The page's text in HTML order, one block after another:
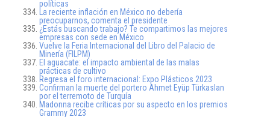
políticas
La reciente inflación en México no debería
preocuparnos, comenta el presidente
¿Estás buscando trabajo? Te compartimos las mejores
empresas con sede en México
Vuelve la Feria Internacional del Libro del Palacio de
Minería (FILPM)
El aguacate: el impacto ambiental de las malas
prácticas de cultivo
Regresa el foro internacional: Expo Plásticos 2023
Confirman la muerte del portero Ahmet Eyüp Türkaslan
por el terremoto de Turquía
Madonna recibe críticas por su aspecto en los premios
Grammy 2023